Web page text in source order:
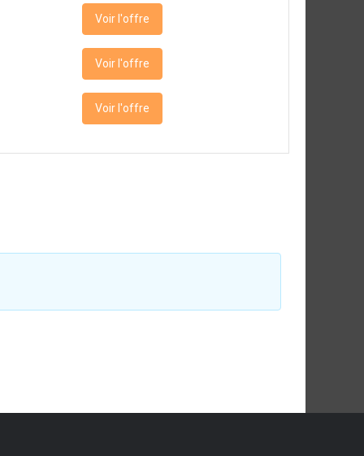
Voir l'offre
Voir l'offre
Voir l'offre